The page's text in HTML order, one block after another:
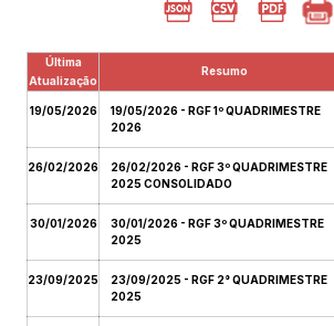
Última
Atualização
Resumo
19/05/2026
19/05/2026 - RGF 1º QUADRIMESTRE
2026
26/02/2026
26/02/2026 - RGF 3º QUADRIMESTRE
2025 CONSOLIDADO
30/01/2026
30/01/2026 - RGF 3º QUADRIMESTRE
2025
23/09/2025
23/09/2025 - RGF 2° QUADRIMESTRE
2025